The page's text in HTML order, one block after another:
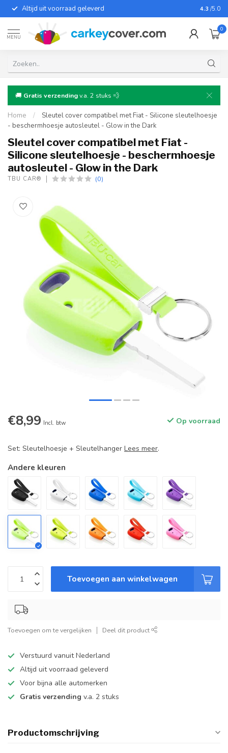
Altijd uit voorraad geleverd Voor
4.3 /5.0
MENU
0
🚚 Gratis verzendingv.a. 2 stuks 💨
Home /
Sleutel cover compatibel met Fiat - Silicone sleutelhoesje
- beschermhoesje autosleutel - Glow in the Dark
Sleutel cover compatibel met Fiat -
Silicone sleutelhoesje - beschermhoesje
autosleutel - Glow in the Dark
TBU CAR® (0)
€8,99 Incl. btw Op voorraad
Set: Sleutelhoesje + Sleutelhanger Lees meer.
Andere kleuren
Toevoegen aan winkelwagen
Toevoegen om te vergelijken Deel dit product
Verstuurd vanuit Nederland
Altijd uit voorraad geleverd
Voor bijna alle automerken
Gratis verzending v.a. 2 stuks
Productomschrijving